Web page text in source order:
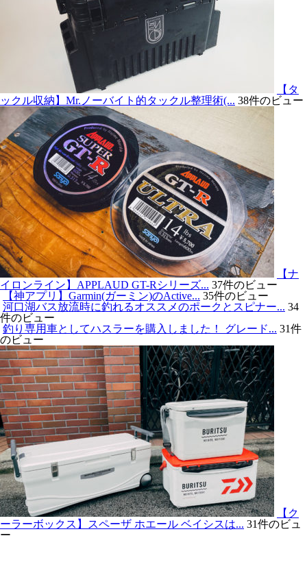
【タ
ックル収納】Mr.ノーバイト的タックル整理術(... 38件のビュー
【ナ
イロンライン】APPLAUD GT-Rシリーズ... 37件のビュー
【神アプリ】Garmin(ガーミン)のActive... 35件のビュー
河口湖バス放流時に釣れるオススメのポークとスピナー... 34
件のビュー
釣り専用車としてハスラーを購入しました！ グレード... 31件
のビュー
【ク
ーラーボックス】スペーザ ホエール ベイシスは... 31件のビュ
ー